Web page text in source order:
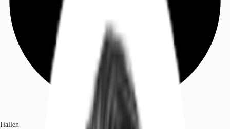
Ihre Ansprechpartner
Favoriten
Hallen